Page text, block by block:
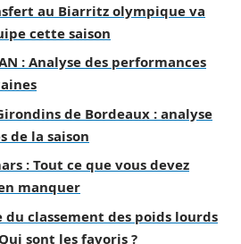
au Biarritz olympique va
cette saison
: Analyse des performances
de Bordeaux : analyse
de la saison
: Tout ce que vous devez
manquer
classement des poids lourds
sont les favoris ?